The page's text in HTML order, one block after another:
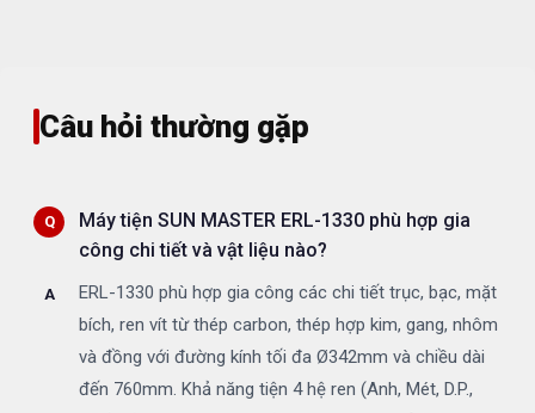
Câu hỏi thường gặp
Máy tiện SUN MASTER ERL-1330 phù hợp gia
công chi tiết và vật liệu nào?
ERL-1330 phù hợp gia công các chi tiết trục, bạc, mặt
bích, ren vít từ thép carbon, thép hợp kim, gang, nhôm
và đồng với đường kính tối đa Ø342mm và chiều dài
đến 760mm. Khả năng tiện 4 hệ ren (Anh, Mét, D.P.,